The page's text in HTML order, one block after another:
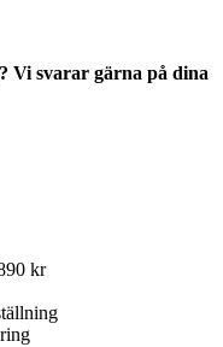
Vi svarar gärna på dina
kr